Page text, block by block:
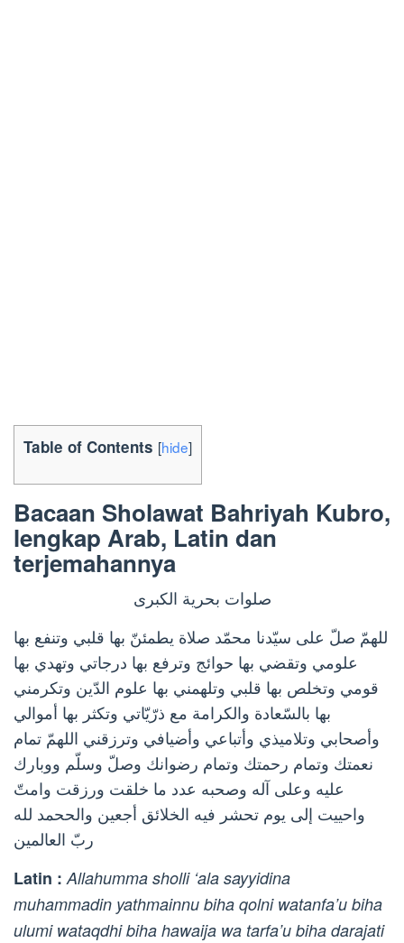
Table of Contents [hide]
Bacaan Sholawat Bahriyah Kubro,
lengkap Arab, Latin dan
terjemahannya
صلوات بحرية الكبرى
للهمّ صلّ على سيّدنا محمّد صلاة يطمئنّ بها قلبي وتنفع بها
علومي وتقضي بها حوائج وترفع بها درجاتي وتهدي بها
قومي وتخلص بها قلبي وتلهمني بها علوم الدّين وتكرمني
بها بالسّعادة والكرامة مع ذرّيّاتي وتكثر بها أموالي
وأصحابي وتلاميذي وأتباعي وأضيافي وترزقني اللهمّ تمام
نعمتك وتمام رحمتك وتمام رضوانك وصلّ وسلّم ووبارك
عليه وعلى آله وصحبه عدد ما خلقت ورزقت وامتّ
واحييت إلى يوم تحشر فيه الخلائق أجعين والححمد لله
ربّ العالمين
Latin :Allahumma sholli ‘ala sayyidina
muhammadin yathmainnu biha qolni watanfa’u biha
ulumi wataqdhi biha hawaija wa tarfa’u biha darajati